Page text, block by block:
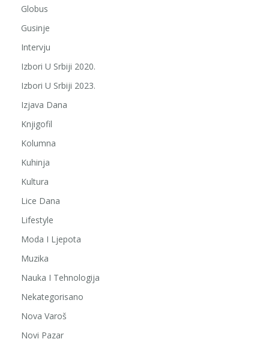
Globus
Gusinje
Intervju
Izbori U Srbiji 2020.
Izbori U Srbiji 2023.
Izjava Dana
Knjigofil
Kolumna
Kuhinja
Kultura
Lice Dana
Lifestyle
Moda I Ljepota
Muzika
Nauka I Tehnologija
Nekategorisano
Nova Varoš
Novi Pazar